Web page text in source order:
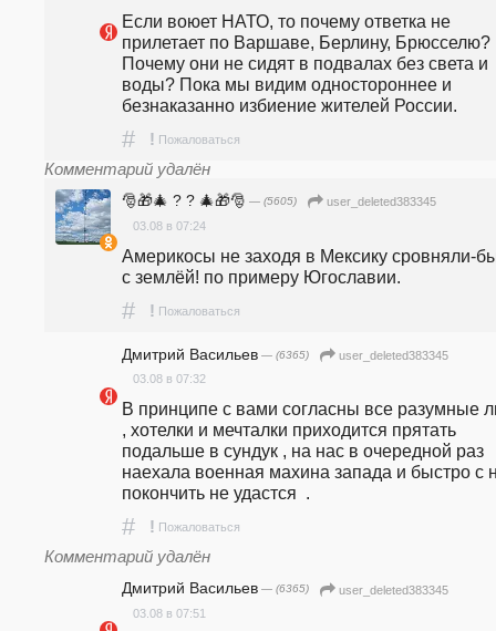
Если воюет НАТО, то почему ответка не
прилетает по Варшаве, Берлину, Брюсселю?
Почему они не сидят в подвалах без света и
воды? Пока мы видим одностороннее и
безнаказанно избиение жителей России.
# ! Пожаловаться
Комментарий удалён
🎅🎁🎄 ? ? 🎄🎁🎅 — (5605)
user_deleted383345
03.08 в 07:24
Америкосы не заходя в Мексику сровняли-
с землёй! по примеру Югославии.
# ! Пожаловаться
Дмитрий Васильев — (6365)
user_deleted383345
03.08 в 07:32
В принципе с вами согласны все разумные
, хотелки и мечталки приходится прятать
подальше в сундук , на нас в очередной раз
наехала военная махина запада и быстро с
покончить не удастся  .
# ! Пожаловаться
Комментарий удалён
Дмитрий Васильев — (6365)
user_deleted383345
03.08 в 07:51